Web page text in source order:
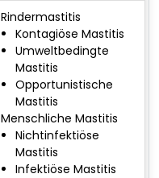
Rindermastitis
Kontagiöse Mastitis
Umweltbedingte
Mastitis
Opportunistische
Mastitis
Menschliche Mastitis
Nichtinfektiöse
Mastitis
Infektiöse Mastitis